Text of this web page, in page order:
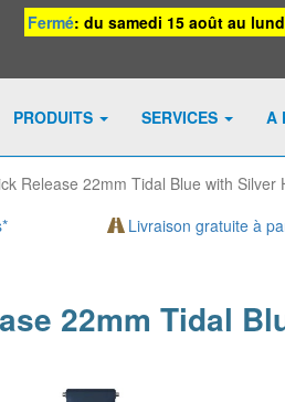
Fermé: du samedi 15 août au
PRODUITS SERVICES A
Release 22mm Tidal Blue with Silver
Livraison gratuite à
22mm Tidal